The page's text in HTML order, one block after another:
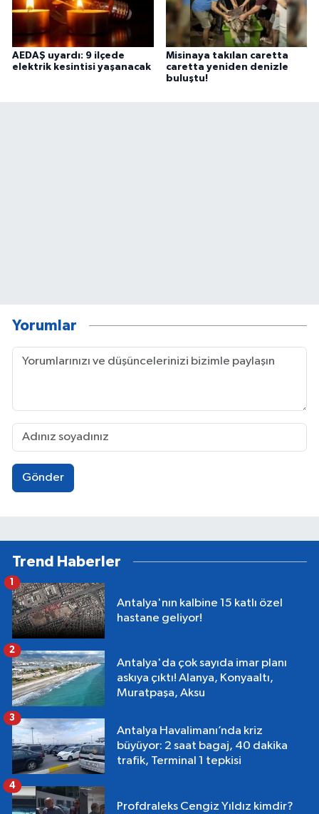
AEDAŞ uyardı: 9 ilçede
elektrik kesintisi yaşanacak
Misinaya takılan caretta
caretta yeniden denizle
buluştu!
Yorumlar
Gönder
Trend Haberler
Antalya'nın kalbine 15 katlı özel
hastane geliyor!
1
Antalya'da çok sayıda imar planı
askıya çıktı! Alanya, Konyaaltı,
Muratpaşa, Aksu
2
Antalya Havalimanı’nda kriz
büyüyor: 2 saat bagaj, 40 dakika
trafik, Terminal 1 tepkisi
3
Profdraleks Cengiz Yıldız kimdir?
4